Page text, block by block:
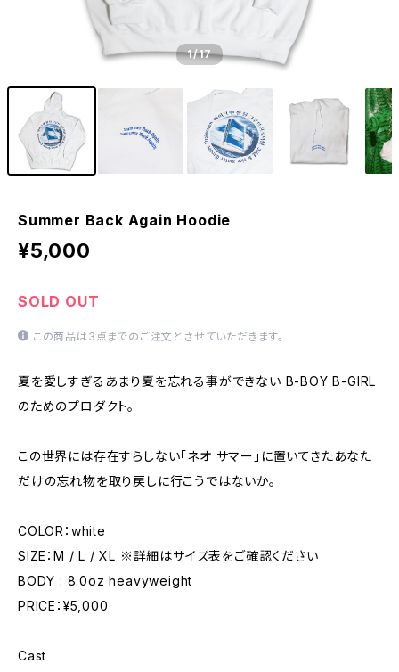
1/17
Summer Back Again Hoodie
¥5,000
SOLD OUT
この商品は3点までのご注文とさせていただきます。
夏を愛しすぎるあまり夏を忘れる事ができない B-BOY B-GIRL
のためのプロダクト。
この世界には存在すらしない「ネオ サマー」に置いてきたあなた
だけの忘れ物を取り戻しに行こうではないか。
COLOR：white
SIZE：M / L / XL ※詳細はサイズ表をご確認ください
BODY : 8.0oz heavyweight
PRICE：¥5,000
Cast